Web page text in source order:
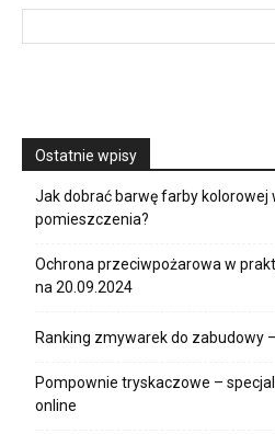
Ostatnie wpisy
Jak dobrać barwę farby kolorowej
pomieszczenia?
Ochrona przeciwpożarowa w
na 20.09.2024
Ranking zmywarek do zabudowy
Pompownie tryskaczowe –
online